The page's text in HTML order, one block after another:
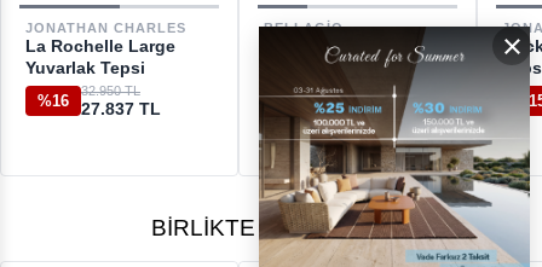
DESTEK
[email protected]
JONATHAN CHARLES
La Rochelle Large
Yuvarlak Tepsi
%16
32.950 TL
27.837 TL
BELLAGIO
Rough-x 60x60 Grey
Teak Servis Tepsisi
10.450 TL
BIRLIKTE ALINANLAR
×